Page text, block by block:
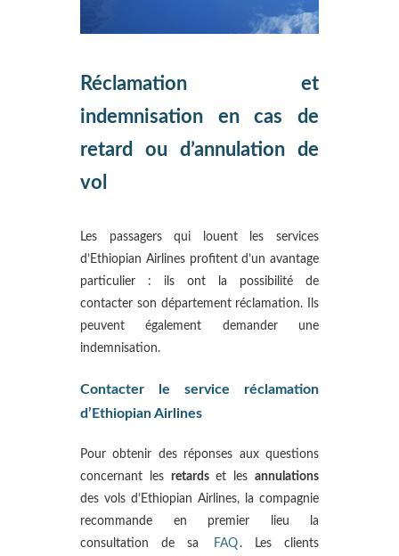
Réclamation et
indemnisation en cas de
retard ou d’annulation de
vol
Les passagers qui louent les services
d’Ethiopian Airlines profitent d’un avantage
particulier : ils ont la possibilité de
contacter son département réclamation. Ils
peuvent également demander une
indemnisation.
Contacter le service réclamation
d’Ethiopian Airlines
Pour obtenir des réponses aux questions
concernant les retardset lesannulations
des vols d’Ethiopian Airlines, la compagnie
recommande en premier lieu la
consultation de sa
FAQ . Les clients